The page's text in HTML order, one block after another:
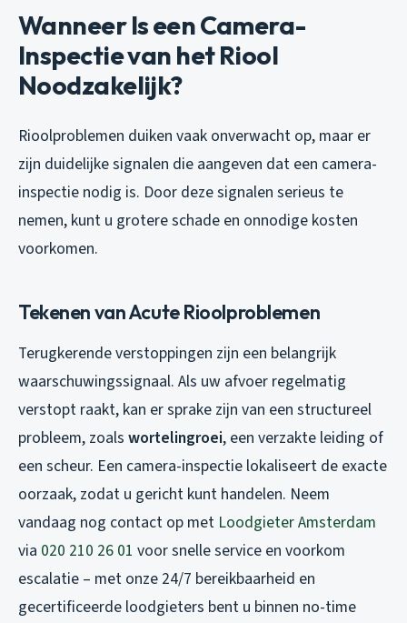
Wanneer Is een Camera-
Inspectie van het Riool
Noodzakelijk?
Rioolproblemen duiken vaak onverwacht op, maar er
zijn duidelijke signalen die aangeven dat een camera-
inspectie nodig is. Door deze signalen serieus te
nemen, kunt u grotere schade en onnodige kosten
voorkomen.
Tekenen van Acute Rioolproblemen
Terugkerende verstoppingen zijn een belangrijk
waarschuwingssignaal. Als uw afvoer regelmatig
verstopt raakt, kan er sprake zijn van een structureel
probleem, zoals wortelingroei, een verzakte leiding of
een scheur. Een camera-inspectie lokaliseert de exacte
oorzaak, zodat u gericht kunt handelen. Neem
vandaag nog contact op met Loodgieter Amsterdam
via 020 210 26 01 voor snelle service en voorkom
escalatie – met onze 24/7 bereikbaarheid en
gecertificeerde loodgieters bent u binnen no-time